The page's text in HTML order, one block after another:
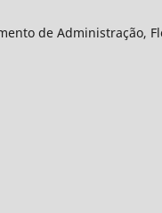
de Administração,